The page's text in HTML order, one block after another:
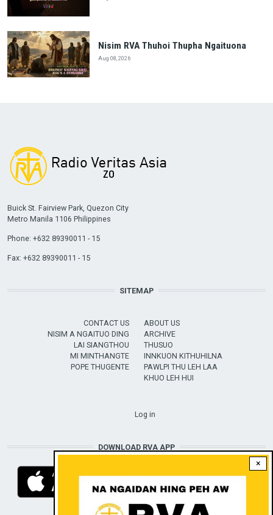
Nisim RVA Thuhoi Thupha Ngaituona
Aug 08, 2026
×
Buick St. Fairview Park, Quezon City
Metro Manila 1106 Philippines
Phone: +632 89390011 - 15
Fax: +632 89390011 - 15
SITEMAP
CONTACT US
NISIM A NGAITUO DING
LAI SIANGTHOU
MI MINTHANGTE
POPE THUGENTE
ABOUT US
ARCHIVE
THUSUO
INNKUON KITHUHILNA
PAWLPI THU LEH LAA
KHUO LEH HUI
Log in
DOWNLOAD RVA APP